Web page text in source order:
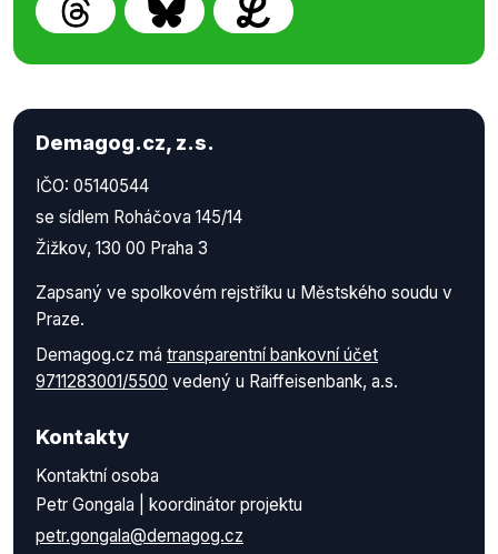
Demagog.cz, z.s.
IČO: 05140544
se sídlem Roháčova 145/14
Žižkov, 130 00 Praha 3
Zapsaný ve spolkovém rejstříku u Městského soudu v
Praze.
Demagog.cz má transparentní bankovní účet
9711283001/5500 vedený u Raiffeisenbank, a.s.
Kontakty
Kontaktní osoba
Petr Gongala | koordinátor projektu
petr.gongala@demagog.cz